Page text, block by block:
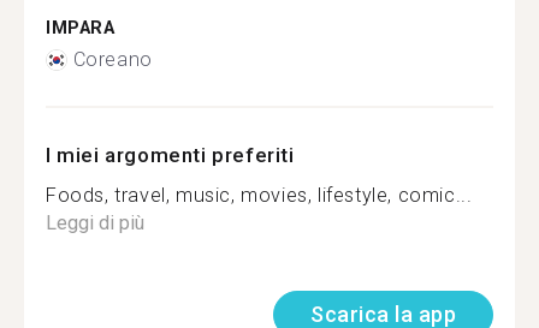
IMPARA
Coreano
I miei argomenti preferiti
Foods, travel, music, movies, lifestyle, comic...
Leggi di più
Scarica la app